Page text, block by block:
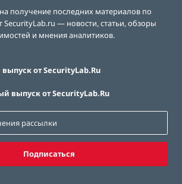
получение последних материалов по
SecurityLab.ru — новости, статьи, обзоры
и мнения аналитиков.
от SecurityLab.Ru
выпуск от SecurityLab.Ru
Подписаться